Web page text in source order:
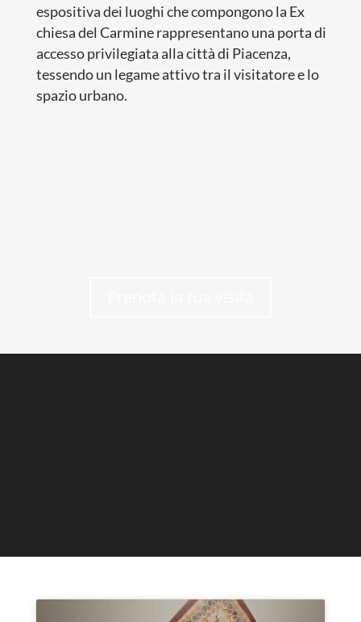
espositiva dei luoghi che compongono la Ex
chiesa del Carmine rappresentano una porta di
accesso privilegiata alla città di Piacenza,
tessendo un legame attivo tra il visitatore e lo
spazio urbano.